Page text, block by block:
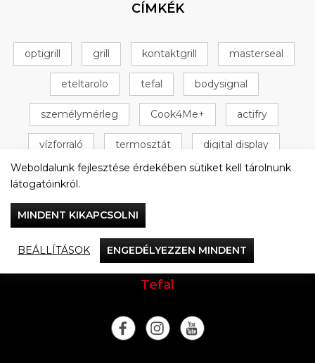
CÍMKÉK
optigrill grill kontaktgrill masterseal
eteltarolo tefal bodysignal
személymérleg Cook4Me+ actifry
vízforraló termosztát digital display
+ 16 következő
Vacsorázzunk együtt
Tefal
Weboldalunk fejlesztése érdekében sütiket kell tárolnunk
látogatóinkról.
MINDENT KIKAPCSOLNI
BEÁLLÍTÁSOK ENGEDÉLYEZZEN MINDENT